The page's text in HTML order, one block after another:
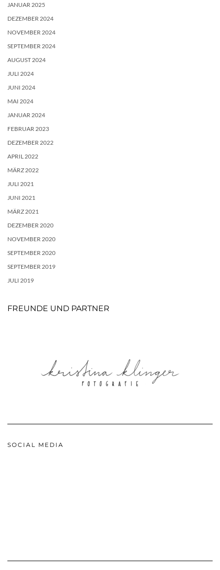
JANUAR 2025
DEZEMBER 2024
NOVEMBER 2024
SEPTEMBER 2024
AUGUST 2024
JULI 2024
JUNI 2024
MAI 2024
JANUAR 2024
FEBRUAR 2023
DEZEMBER 2022
APRIL 2022
MÄRZ 2022
JULI 2021
JUNI 2021
MÄRZ 2021
DEZEMBER 2020
NOVEMBER 2020
SEPTEMBER 2020
SEPTEMBER 2019
JULI 2019
FREUNDE UND PARTNER
SOCIAL MEDIA